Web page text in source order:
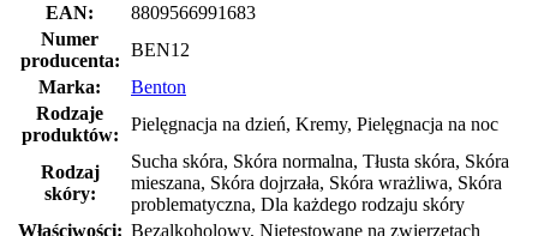
EAN:
8809566991683
Numer
producenta:
BEN12
Marka:
Benton
Rodzaje
produktów:
Pielęgnacja na dzień, Kremy, Pielęgnacja na noc
Rodzaj
skóry:
Sucha skóra, Skóra normalna, Tłusta skóra, Skóra
mieszana, Skóra dojrzała, Skóra wrażliwa, Skóra
problematyczna, Dla każdego rodzaju skóry
Właściwości: Bezalkoholowy, Nietestowane na zwierzętach